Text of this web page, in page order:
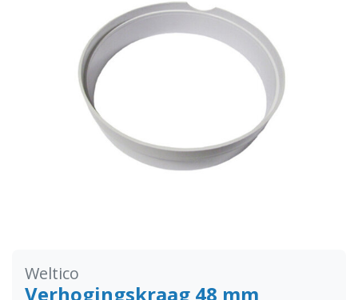
Weltico
Verhogingskraag 48 mm